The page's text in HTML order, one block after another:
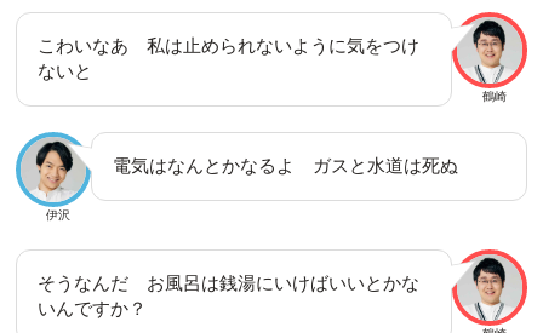
鶴崎
こわいなあ 私は止められないように気をつけ
ないと
伊沢
電気はなんとかなるよ ガスと水道は死ぬ
そうなんだ お風呂は銭湯にいけばいいとかな
いんですか？